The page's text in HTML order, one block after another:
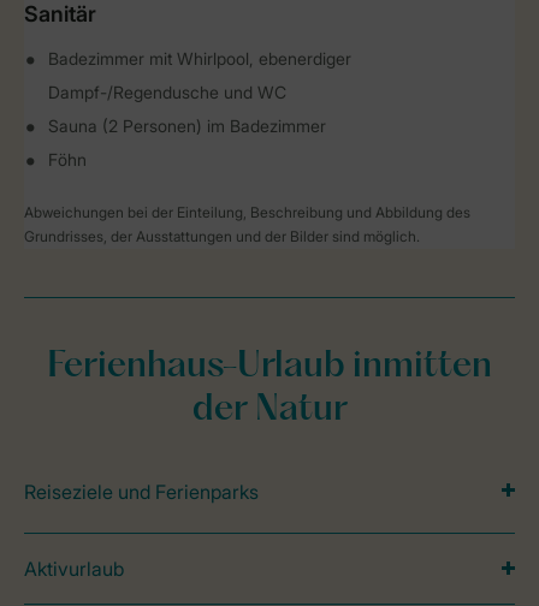
Sanitär
Badezimmer mit Whirlpool, ebenerdiger
Dampf-/Regendusche und WC
Sauna (2 Personen) im Badezimmer
Föhn
Abweichungen bei der Einteilung, Beschreibung und Abbildung des
Grundrisses, der Ausstattungen und der Bilder sind möglich.
Ferienhaus-Urlaub inmitten
der Natur
Reiseziele und Ferienparks
Aktivurlaub